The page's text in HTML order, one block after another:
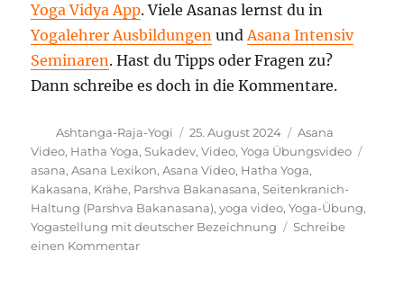
Yoga Vidya App. Viele Asanas lernst du in
Yogalehrer Ausbildungen undAsana Intensiv
Seminaren. Hast du Tipps oder Fragen zu?
Dann schreibe es doch in die Kommentare.
Autor
Ashtanga-Raja-Yogi
Veröffentlicht
am
25. August 2024 Kategorien
Asana
Video, Hatha Yoga,Sukadev,Video,Yoga Übungsvideo
asana,Asana Lexikon,Asana Video, Hatha Yoga,
Kakasana, Krähe, Parshva Bakanasana,Seitenkranich-
Haltung (Parshva Bakanasana),yoga video,Yoga-Übung,
Yogastellung mit deutscher Bezeichnung
Schreibe
einen Kommentarzu